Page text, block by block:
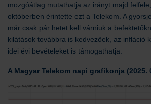
mozgóátlag mutathatja az irányt majd
októberben érintette ezt a Telekom. A
már csak pár hetet kell várniuk a
kilátások továbbra is kedvezőek, az infláció
idei évi bevételeket is támogathatja.
A Magyar Telekom napi grafikonja (2025.